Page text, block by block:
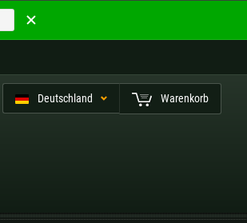
Deutschland Warenkorb